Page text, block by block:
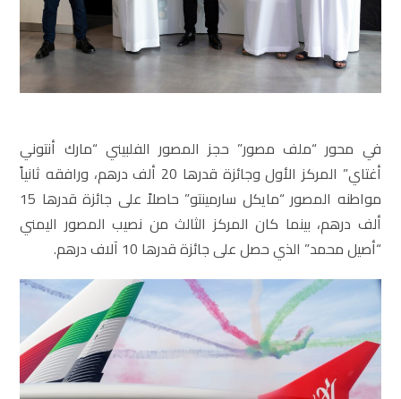
في محور “ملف مصور” حجز المصور الفلبيني “مارك أنتوني
أغتاي” المركز الأول وجائزة قدرها 20 ألف درهم، ورافقه ثانياً
مواطنه المصور “مايكل سارمينتو” حاصلاً على جائزة قدرها 15
ألف درهم، بينما كان المركز الثالث من نصيب المصور اليمني
“أصيل محمد” الذي حصل على جائزة قدرها 10 آلاف درهم.